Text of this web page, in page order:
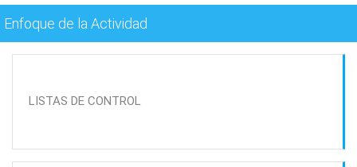
Enfoque de la Actividad
LISTAS DE CONTROL